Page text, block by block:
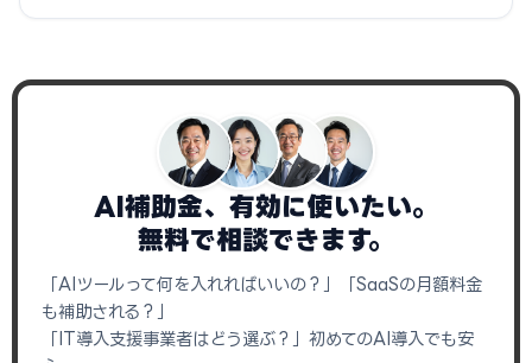
AI補助金、有効に使いたい。
無料で相談できます。
「AIツールって何を入れればいいの？」「SaaSの月額料金
も補助される？」
「IT導入支援事業者はどう選ぶ？」初めてのAI導入でも安